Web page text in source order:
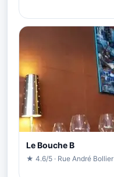
Le Bouche B
★ 4.6/5 · Rue André Bollier